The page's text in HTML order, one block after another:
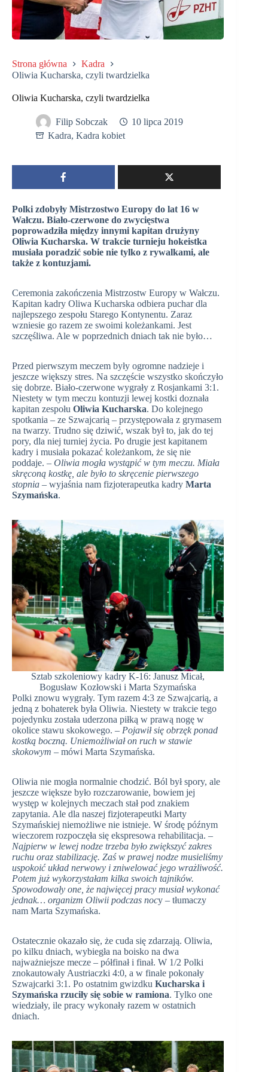
Strona główna
Kadra
Oliwia Kucharska, czyli twardzielka
Oliwia Kucharska, czyli twardzielka
Filip Sobczak
10 lipca 2019
Kadra, Kadra kobiet
Polki zdobyły Mistrzostwo Europy do lat 16 w
Wałczu. Biało-czerwone do zwycięstwa
poprowadziła między innymi kapitan drużyny
Oliwia Kucharska. W trakcie turnieju hokeistka
musiała poradzić sobie nie tylko z rywalkami, ale
także z kontuzjami.
Ceremonia zakończenia Mistrzostw Europy w Wałczu.
Kapitan kadry Oliwa Kucharska odbiera puchar dla
najlepszego zespołu Starego Kontynentu. Zaraz
wzniesie go razem ze swoimi koleżankami. Jest
szczęśliwa. Ale w poprzednich dniach tak nie było…
Przed pierwszym meczem były ogromne nadzieje i
jeszcze większy stres. Na szczęście wszystko skończyło
się dobrze. Biało-czerwone wygrały z Rosjankami 3:1.
Niestety w tym meczu kontuzji lewej kostki doznała
kapitan zespołu Oliwia Kucharska. Do kolejnego
spotkania – ze Szwajcarią – przystępowała z grymasem
na twarzy. Trudno się dziwić, wszak był to, jak do tej
pory, dla niej turniej życia. Po drugie jest kapitanem
kadry i musiała pokazać koleżankom, że się nie
poddaje. – Oliwia mogła wystąpić w tym meczu. Miała
skręconą kostkę, ale było to skręcenie pierwszego
stopnia – wyjaśnia nam fizjoterapeutka kadry Marta
Szymańska.
Sztab szkoleniowy kadry K-16: Janusz Micał,
Bogusław Kozłowski i Marta Szymańska
Polki znowu wygrały. Tym razem 4:3 ze Szwajcarią, a
jedną z bohaterek była Oliwia. Niestety w trakcie tego
pojedynku została uderzona piłką w prawą nogę w
okolice stawu skokowego. – Pojawił się obrzęk ponad
kostką boczną. Uniemożliwiał on ruch w stawie
skokowym – mówi Marta Szymańska.
Oliwia nie mogła normalnie chodzić. Ból był spory, ale
jeszcze większe było rozczarowanie, bowiem jej
występ w kolejnych meczach stał pod znakiem
zapytania. Ale dla naszej fizjoterapeutki Marty
Szymańskiej niemożliwe nie istnieje. W środę późnym
wieczorem rozpoczęła się ekspresowa rehabilitacja. –
Najpierw w lewej nodze trzeba było zwiększyć zakres
ruchu oraz stabilizację. Zaś w prawej nodze musieliśmy
uspokoić układ nerwowy i zniwelować jego wrażliwość.
Potem już wykorzystałam kilka swoich tajników.
Spowodowały one, że najwięcej pracy musiał wykonać
jednak… organizm Oliwii podczas nocy – tłumaczy
nam Marta Szymańska.
Ostatecznie okazało się, że cuda się zdarzają. Oliwia,
po kilku dniach, wybiegła na boisko na dwa
najważniejsze mecze – półfinał i finał. W 1/2 Polki
znokautowały Austriaczki 4:0, a w finale pokonały
Szwajcarki 3:1. Po ostatnim gwizdku Kucharska i
Szymańska rzuciły się sobie w ramiona. Tylko one
wiedziały, ile pracy wykonały razem w ostatnich
dniach.